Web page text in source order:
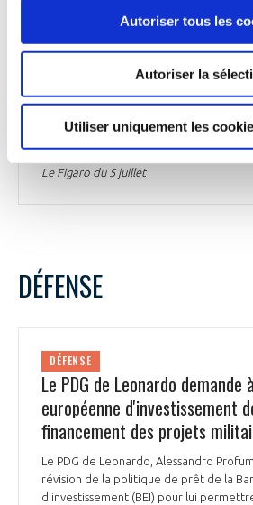
Autoriser tous les
Autoriser la
Utiliser uniquement les
spatiales (CNES) et de l’Agence spatiale
Themis et Prometheus ont déjà cumulé
européenne, via le financement de
une excellente nouvelle pour la
d’accès à l’Espace », se félicite André
président exécutif d’ArianeGroup.
Le Figaro du 5 juillet
DÉFENSE
DÉFENSE
Le PDG de Leonardo demande
européenne d'investissement
financement des projets
Le PDG de Leonardo, Alessandro
révision de la politique de prêt de la
d'investissement (BEI) pour lui